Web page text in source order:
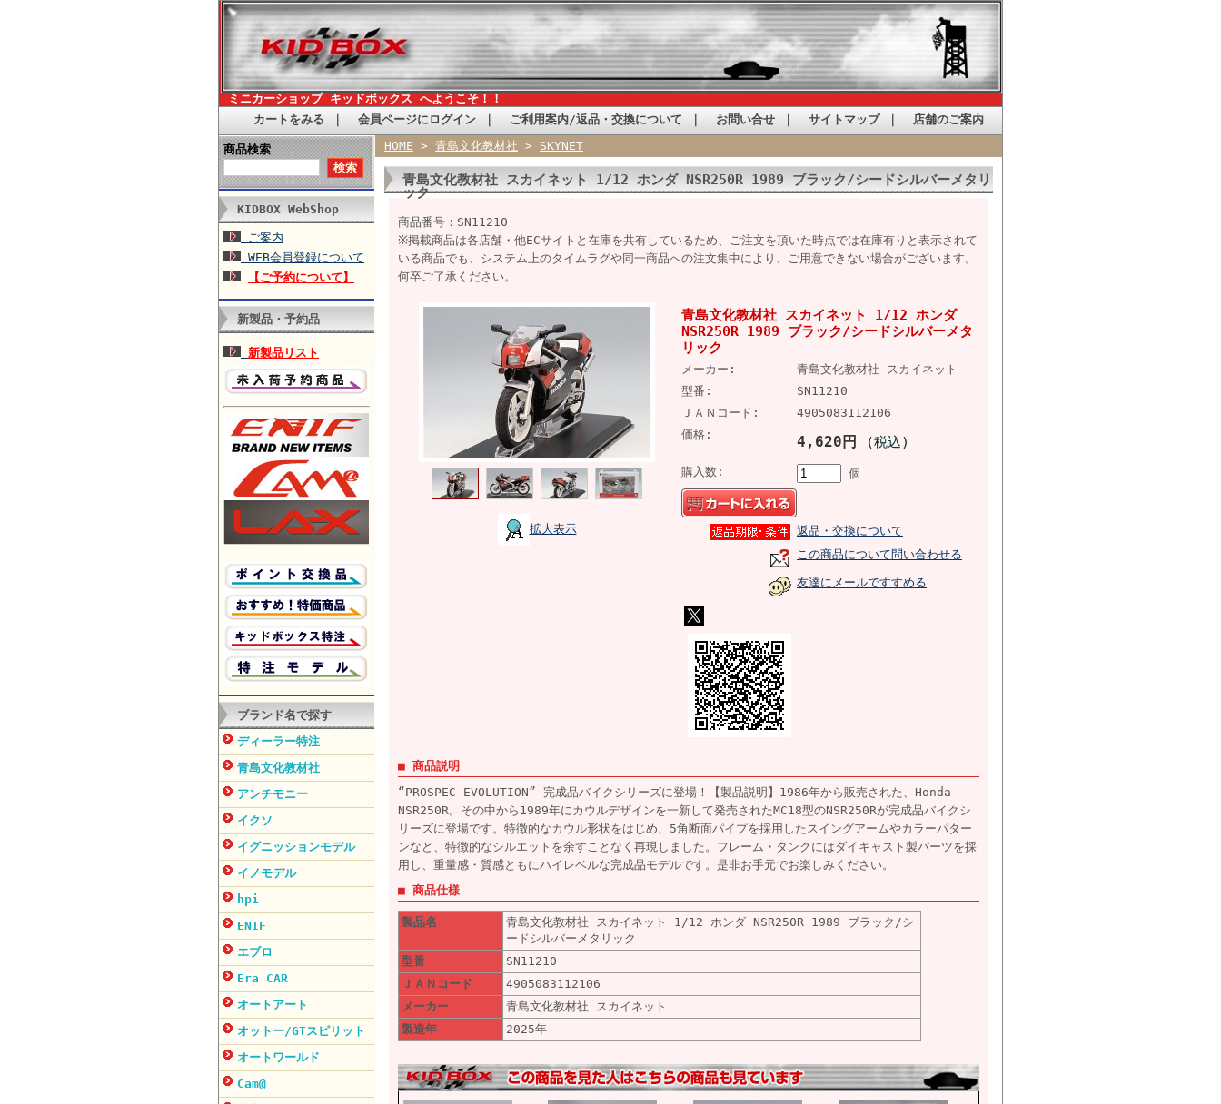
ミニカーショップ キッドボックス へようこそ！！
カートをみる
会員ページにログイン ご利用案内/返品・交換について お問い合せ サイトマップ｜ 店舗のご案内
商品検索
KIDBOX WebShop
ご案内
WEB会員登録について
【ご予約について】
新製品・予約品
新製品リスト
ブランド名で探す
ディーラー特注
青島文化教材社
アンチモニー
イクソ
イグニッションモデル
イノモデル
hpi
ENIF
エブロ
Era CAR
オートアート
オットー/GTスピリット
オートワールド
Cam@
HOME > 青島文化教材社 > SKYNET
青島文化教材社 スカイネット 1/12 ホンダ NSR250R 1989 ブラック/シードシルバーメタリ
ック
商品番号：SN11210
※掲載商品は各店舗・他ECサイトと在庫を共有しているため、ご注文を頂いた時点では在庫有りと表示されて
いる商品でも、システム上のタイムラグや同一商品への注文集中により、ご用意できない場合がございます。
何卒ご了承ください。
拡大表示
青島文化教材社 スカイネット 1/12 ホンダ
NSR250R 1989 ブラック/シードシルバーメタ
リック
メーカー:
青島文化教材社 スカイネット
型番:
SN11210
ＪＡＮコード:
4905083112106
価格:
4,620円 (税込)
購入数: 個
返品・交換について
この商品について問い合わせる
友達にメールですすめる
■ 商品説明
“PROSPEC EVOLUTION” 完成品バイクシリーズに登場！【製品説明】1986年から販売された、Honda
NSR250R。その中から1989年にカウルデザインを一新して発売されたMC18型のNSR250Rが完成品バイクシ
リーズに登場です。特徴的なカウル形状をはじめ、5角断面パイプを採用したスイングアームやカラーパター
ンなど、特徴的なシルエットを余すことなく再現しました。フレーム・タンクにはダイキャスト製パーツを採
用し、重量感・質感ともにハイレベルな完成品モデルです。是非お手元でお楽しみください。
■ 商品仕様
製品名
青島文化教材社 スカイネット 1/12 ホンダ NSR250R 1989 ブラック/シ
ードシルバーメタリック
型番
SN11210
ＪＡＮコード
4905083112106
メーカー
青島文化教材社 スカイネット
製造年
2025年